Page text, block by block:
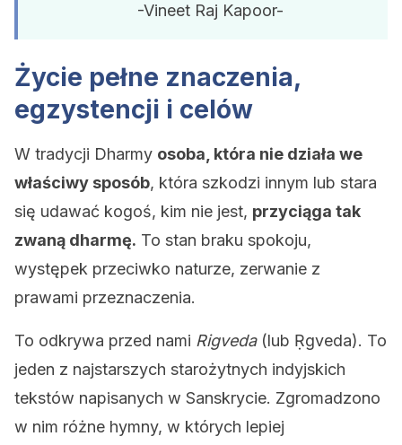
-Vineet Raj Kapoor-
Życie pełne znaczenia,
egzystencji i celów
W tradycji Dharmy osoba, która nie działa we
właściwy sposób, która szkodzi innym lub stara
się udawać kogoś, kim nie jest, przyciąga tak
zwaną dharmę. To stan braku spokoju,
występek przeciwko naturze, zerwanie z
prawami przeznaczenia.
To odkrywa przed nami Rigveda(lub Ṛgveda). To
jeden z najstarszych starożytnych indyjskich
tekstów napisanych w Sanskrycie. Zgromadzono
w nim różne hymny, w których lepiej